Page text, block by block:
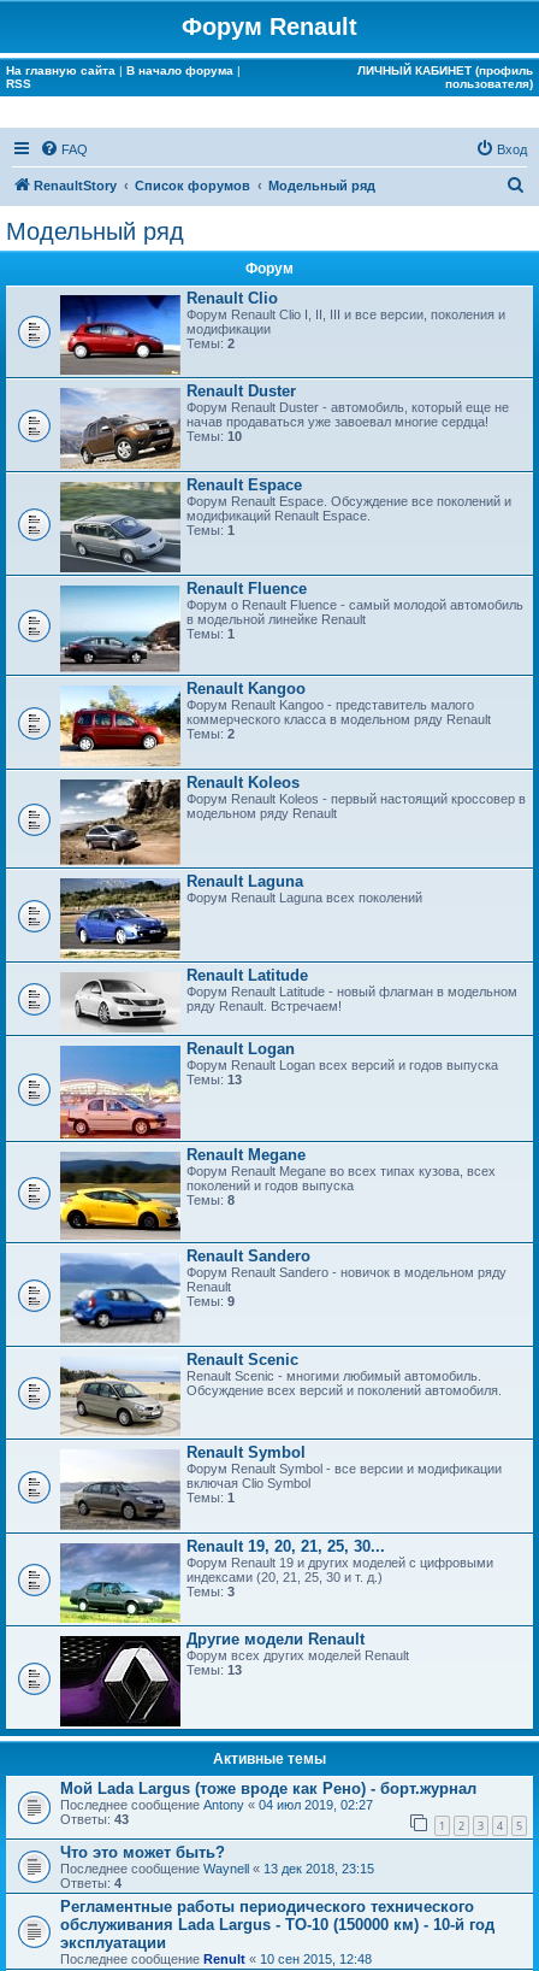
Форум Renault
На главную сайта | В начало форума |
RSS
ЛИЧНЫЙ КАБИНЕТ (профиль
пользователя)
FAQ Вход
RenaultStory Список форумов Модельный ряд
Модельный ряд
Форум
Renault Clio
Форум Renault Clio I, II, III и все версии, поколения и
модификации
Темы: 2
Renault Duster
Форум Renault Duster - автомобиль, который еще не
начав продаваться уже завоевал многие сердца!
Темы: 10
Renault Espace
Форум Renault Espace. Обсуждение все поколений и
модификаций Renault Espace.
Темы: 1
Renault Fluence
Форум о Renault Fluence - самый молодой автомобиль
в модельной линейке Renault
Темы: 1
Renault Kangoo
Форум Renault Kangoo - представитель малого
коммерческого класса в модельном ряду Renault
Темы: 2
Renault Koleos
Форум Renault Koleos - первый настоящий кроссовер в
модельном ряду Renault
Renault Laguna
Форум Renault Laguna всех поколений
Renault Latitude
Форум Renault Latitude - новый флагман в модельном
ряду Renault. Встречаем!
Renault Logan
Форум Renault Logan всех версий и годов выпуска
Темы: 13
Renault Megane
Форум Renault Megane во всех типах кузова, всех
поколений и годов выпуска
Темы: 8
Renault Sandero
Форум Renault Sandero - новичок в модельном ряду
Renault
Темы: 9
Renault Scenic
Renault Scenic - многими любимый автомобиль.
Обсуждение всех версий и поколений автомобиля.
Renault Symbol
Форум Renault Symbol - все версии и модификации
включая Clio Symbol
Темы: 1
Renault 19, 20, 21, 25, 30...
Форум Renault 19 и других моделей с цифровыми
индексами (20, 21, 25, 30 и т. д.)
Темы: 3
Другие модели Renault
Форум всех других моделей Renault
Темы: 13
Активные темы
Мой Lada Largus (тоже вроде как Рено) - борт.журнал
Последнее сообщение Antony « 04 июл 2019, 02:27
Ответы: 43 1 2 3 4 5
Что это может быть?
Последнее сообщение Waynell « 13 дек 2018, 23:15
Ответы: 4
Регламентные работы периодического технического
обслуживания Lada Largus - ТО-10 (150000 км) - 10-й год
эксплуатации
Последнее сообщение Renult « 10 сен 2015, 12:48